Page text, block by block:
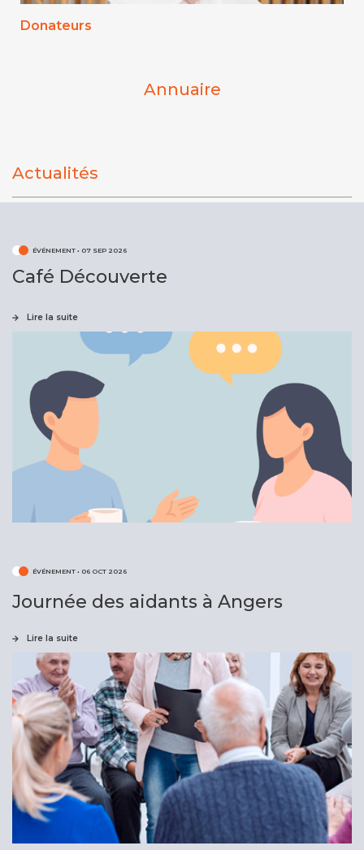
Donateurs
Annuaire
Actualités
ÉVÉNEMENT • 07 SEP 2026
Café Découverte
Lire la suite
ÉVÉNEMENT • 06 OCT 2026
Journée des aidants à Angers
Lire la suite